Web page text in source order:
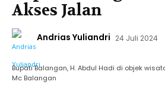
Akses Jalan
Andrias Yuliandri 24 Juli 2024
Bupati Balangan, H. Abdul Hadi di objek
Mc Balangan